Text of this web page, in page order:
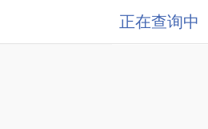
正在查询中